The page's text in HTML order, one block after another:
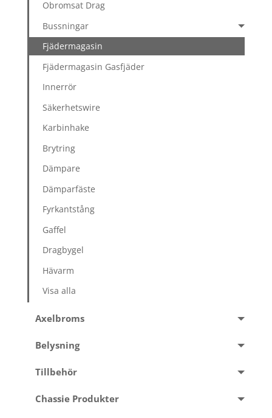
Obromsat Drag
Bussningar
Fjädermagasin
Fjädermagasin Gasfjäder
Innerrör
Säkerhetswire
Karbinhake
Brytring
Dämpare
Dämparfäste
Fyrkantstång
Gaffel
Dragbygel
Hävarm
Visa alla
Axelbroms
Belysning
Tillbehör
Chassie Produkter